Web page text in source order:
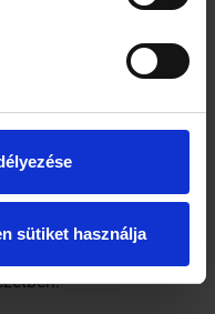
sütiket használja
komoly egészségügyi
1000 napban, amikor
és mennyiségi